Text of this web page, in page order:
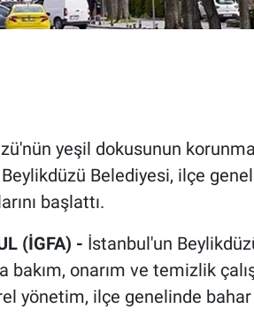
yeşil dokusunun
Belediyesi, ilçe
başlattı.
(İGFA) - İstanbul'un
bakım, onarım ve temizlik
yönetim, ilçe genelinde bahar